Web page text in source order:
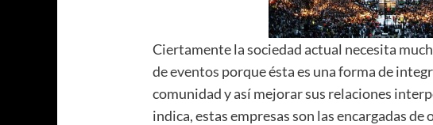
Ciertamente la sociedad actual necesita
de eventos porque ésta es una forma de
comunidad y así mejorar sus relaciones
indica, estas empresas son las encargadas